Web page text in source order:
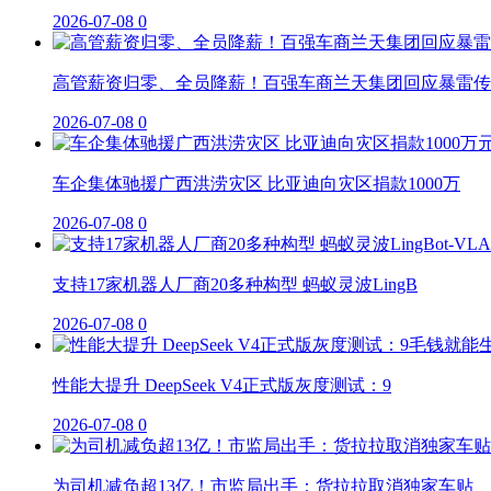
2026-07-08 0
高管薪资归零、全员降薪！百强车商兰天集团回应暴雷
2026-07-08 0
车企集体驰援广西洪涝灾区 比亚迪向灾区捐款1000万
2026-07-08 0
支持17家机器人厂商20多种构型 蚂蚁灵波LingB
2026-07-08 0
性能大提升 DeepSeek V4正式版灰度测试：9
2026-07-08 0
为司机减负超13亿！市监局出手：货拉拉取消独家车贴